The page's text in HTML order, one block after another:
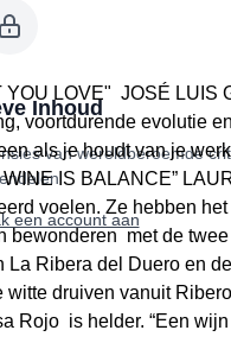
Inhoud
van wereldberoemde
een account aan
YOU LOVE" JOSÉ
voortdurende evolutie
als je houdt van je
IS BALANCE”
voelen. Ze hebben
bewonderen met de
Ribera del Duero en
druiven vanuit
Rojo is helder. “Een